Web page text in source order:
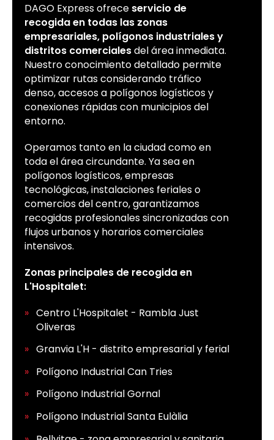
DAGO Express ofrece servicio de
recogida en todas las zonas
empresariales, polígonos industriales y
distritos comercialesdel área inmediata.
Nuestro conocimiento detallado permite
optimizar rutas considerando tráfico
denso, accesos a polígonos logísticos y
conexiones rápidas con municipios del
entorno.
Operamos tanto en la ciudad como en
toda el área circundante. Ya sea en
polígonos logísticos, empresas
tecnológicas, instalaciones feriales o
comercios del centro, garantizamos
recogidas profesionales sincronizadas con
flujos urbanos y horarios comerciales
intensivos.
Zonas principales de recogida en
L'Hospitalet:
Centro L'Hospitalet - Rambla Just
Oliveras
Granvia L'H - distrito empresarial y ferial
Polígono Industrial Can Tries
Polígono Industrial Gornal
Polígono Industrial Santa Eulàlia